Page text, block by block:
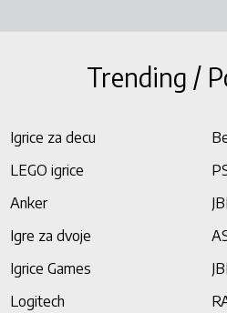
Trending /
Igrice za decu
LEGO igrice
Anker
Igre za dvoje
Igrice Games
Logitech